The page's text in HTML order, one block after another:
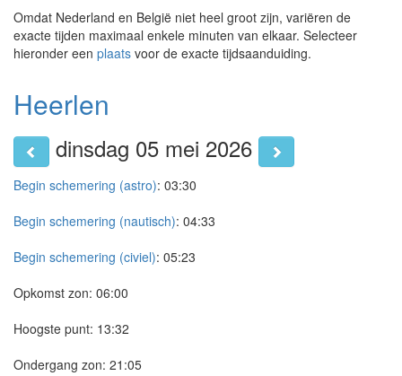
Omdat Nederland en België niet heel groot zijn, variëren de
exacte tijden maximaal enkele minuten van elkaar. Selecteer
hieronder een plaats voor de exacte tijdsaanduiding.
Heerlen
dinsdag 05 mei 2026
Begin schemering (astro): 03:30
Begin schemering (nautisch): 04:33
Begin schemering (civiel): 05:23
Opkomst zon: 06:00
Hoogste punt: 13:32
Ondergang zon: 21:05